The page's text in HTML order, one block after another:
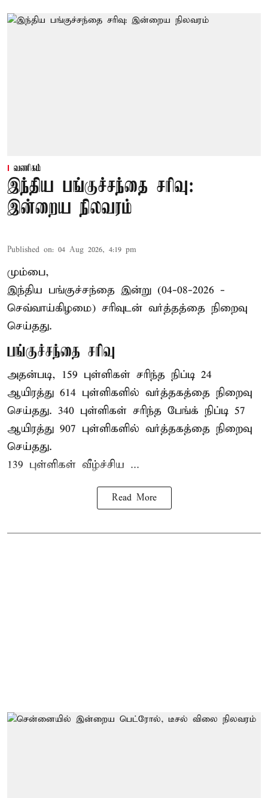
வணிகம்
இந்திய பங்குச்சந்தை சரிவு:
இன்றைய நிலவரம்
Published on: 04 Aug 2026, 4:19 pm
மும்பை,
இந்திய பங்குச்சந்தை இன்று (04-08-2026 -
செவ்வாய்கிழமை) சரிவுடன் வர்த்தத்தை நிறைவு
செய்தது.
பங்குச்சந்தை சரிவு
அதன்படி, 159 புள்ளிகள் சரிந்த நிப்டி 24
ஆயிரத்து 614 புள்ளிகளில் வர்த்தகத்தை நிறைவு
செய்தது. 340 புள்ளிகள் சரிந்த பேங்க் நிப்டி 57
ஆயிரத்து 907 புள்ளிகளில் வர்த்தகத்தை நிறைவு
செய்தது.
139 புள்ளிகள் வீழ்ச்சிய ...
Read More